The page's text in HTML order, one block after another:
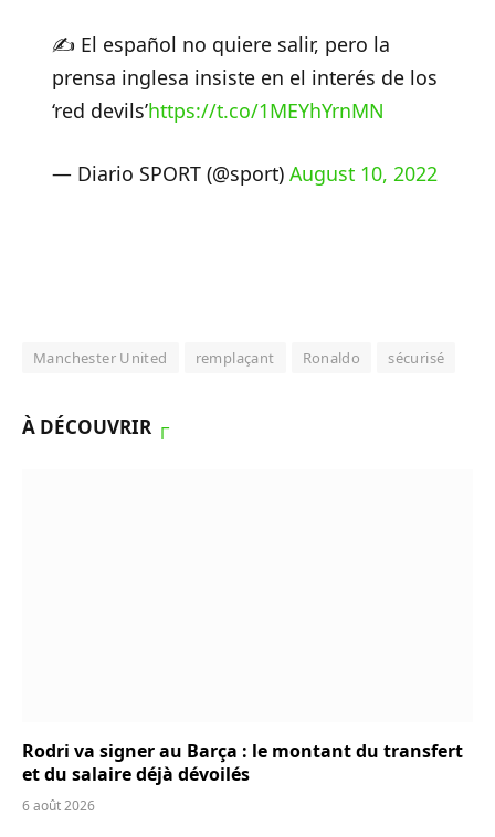
✍️ El español no quiere salir, pero la
prensa inglesa insiste en el interés de los
‘red devils’https://t.co/1MEYhYrnMN
— Diario SPORT (@sport) August 10, 2022
Manchester United remplaçant Ronaldo sécurisé
À DÉCOUVRIR ┌
Rodri va signer au Barça : le montant du transfert
et du salaire déjà dévoilés
6 août 2026